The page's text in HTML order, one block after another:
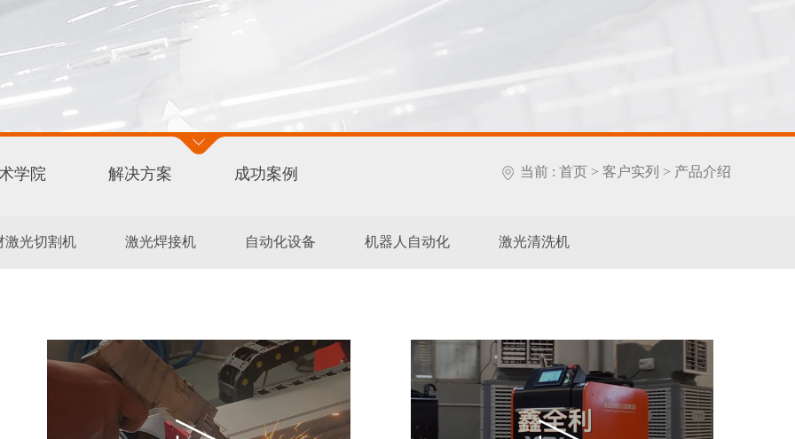
学院 解决方案 成功案例 当前 : 首页 > 客户实列 > 产品介绍
激光切割机 激光焊接机 自动化设备 机器人自动化 激光清洗机